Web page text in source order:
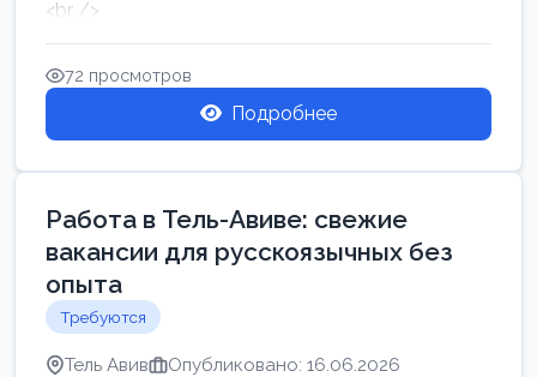
<br />
Работа в Нетании на мебельном производстве:
требу...
72 просмотров
Подробнее
Работа в Тель-Авиве: свежие
вакансии для русскоязычных без
опыта
Требуются
Тель Авив Опубликовано: 16.06.2026